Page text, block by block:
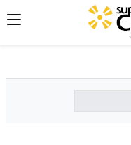
';';